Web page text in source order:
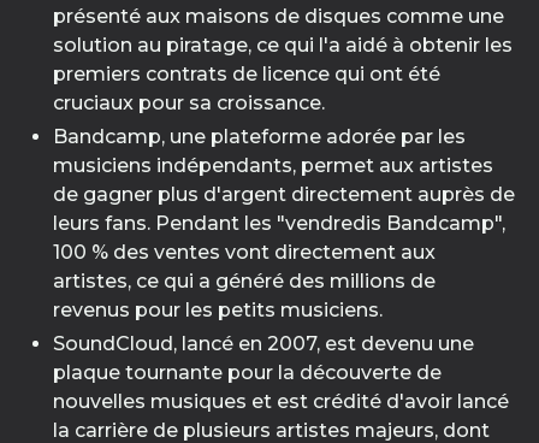
présenté aux maisons de disques comme une
solution au piratage, ce qui l'a aidé à obtenir les
premiers contrats de licence qui ont été
cruciaux pour sa croissance.
Bandcamp, une plateforme adorée par les
musiciens indépendants, permet aux artistes
de gagner plus d'argent directement auprès de
leurs fans. Pendant les "vendredis Bandcamp",
100 % des ventes vont directement aux
artistes, ce qui a généré des millions de
revenus pour les petits musiciens.
SoundCloud, lancé en 2007, est devenu une
plaque tournante pour la découverte de
nouvelles musiques et est crédité d'avoir lancé
la carrière de plusieurs artistes majeurs, dont